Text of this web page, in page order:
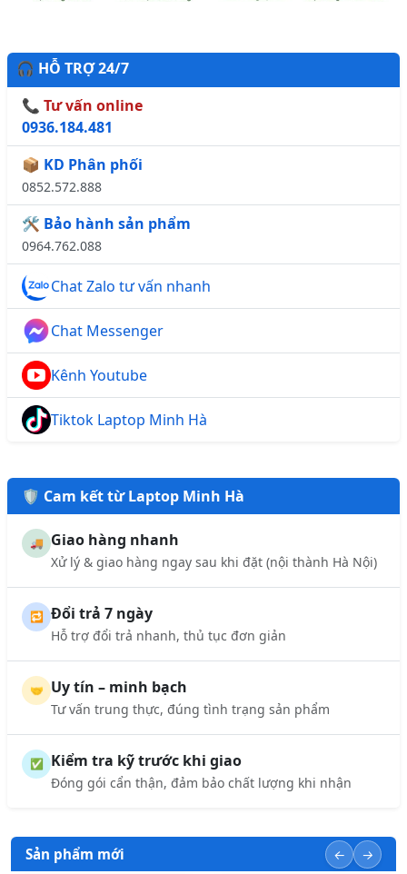
🎧 HỖ TRỢ 24/7
📞 Tư vấn online
0936.184.481
📦 KD Phân phối
0852.572.888
🛠️ Bảo hành sản phẩm
0964.762.088
Chat Zalo tư vấn nhanh
Chat Messenger
Kênh Youtube
Tiktok Laptop Minh Hà
🛡️ Cam kết từ Laptop Minh Hà
🚚 Giao hàng nhanh
Xử lý & giao hàng ngay sau khi đặt (nội thành Hà Nội)
🔁 Đổi trả 7 ngày
Hỗ trợ đổi trả nhanh, thủ tục đơn giản
🤝 Uy tín – minh bạch
Tư vấn trung thực, đúng tình trạng sản phẩm
✅ Kiểm tra kỹ trước khi giao
Đóng gói cẩn thận, đảm bảo chất lượng khi nhận
Sản phẩm mới